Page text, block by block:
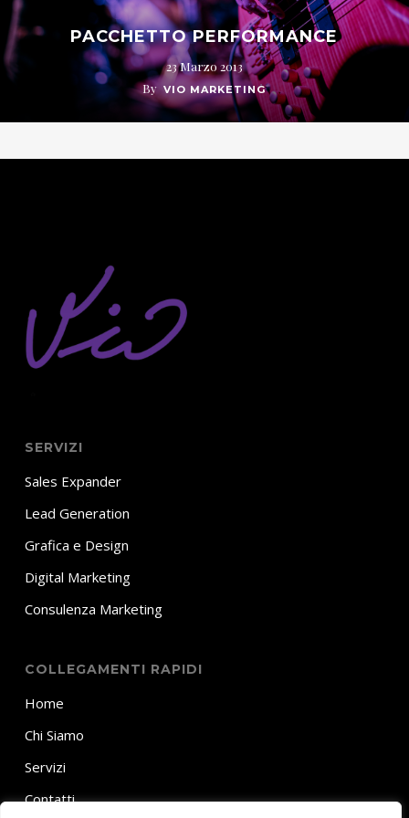
PACCHETTO PERFORMANCE
23 Marzo 2013
By VIO MARKETING
SERVIZI
Sales Expander
Lead Generation
Grafica e Design
Digital Marketing
Consulenza Marketing
COLLEGAMENTI RAPIDI
Home
Chi Siamo
Servizi
Contatti